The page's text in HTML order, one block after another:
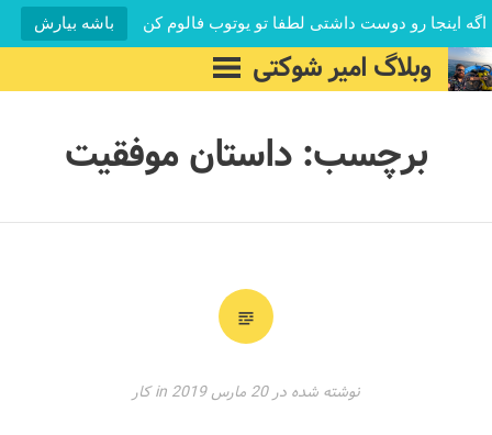
اگه اینجا رو دوست داشتی لطفا تو یوتوب فالوم کن باشه بیارش
رفتن
به
وبلاگ امیر شوکتی
فهرست
اصلی
برچسب:داستان موفقیت
نوشته شده در20 مارس 2019 کار